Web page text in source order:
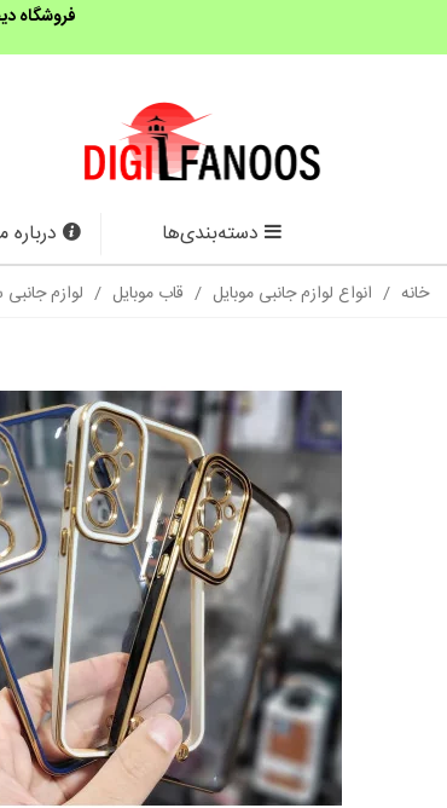
فروشگاه
دسته‌بندی‌ها درباره
خانه / انواع لوازم جانبی موبایل / قاب موبایل / لوازم